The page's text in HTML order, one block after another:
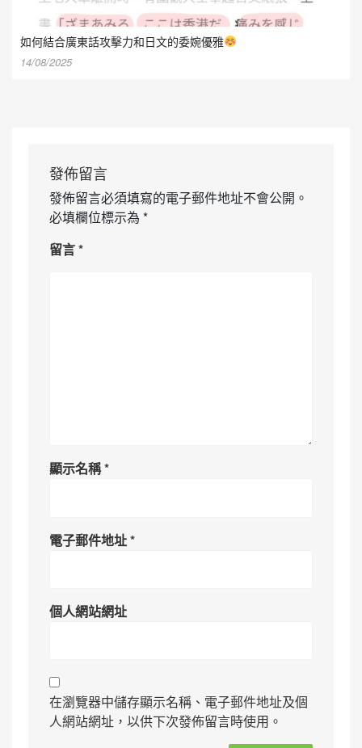
如何結合廣東話攻擊力和日文的委婉優雅
14/08/2025
發佈留言
發佈留言必須填寫的電子郵件地址不會公開。
必填欄位標示為 *
留言*
顯示名稱*
電子郵件地址*
個人網站網址
在瀏覽器中儲存顯示名稱、電子郵件地址及個
人網站網址，以供下次發佈留言時使用。